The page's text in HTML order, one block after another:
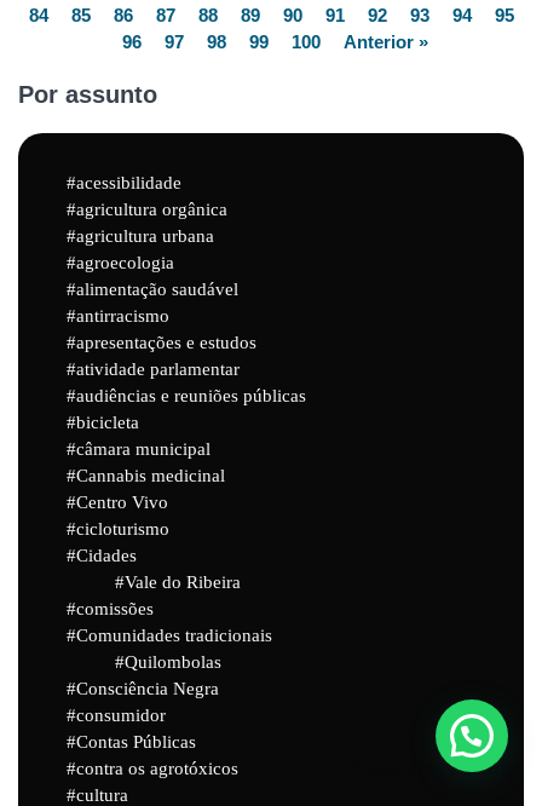
84
85 86 87 88 89 90 91 92 93 94
95
96
97 98 99 100 Anterior »
Por assunto
acessibilidade
agricultura orgânica
agricultura urbana
agroecologia
alimentação saudável
antirracismo
apresentações e estudos
atividade parlamentar
audiências e reuniões públicas
bicicleta
câmara municipal
Cannabis medicinal
Centro Vivo
cicloturismo
Cidades
Vale do Ribeira
comissões
Comunidades tradicionais
Quilombolas
Consciência Negra
consumidor
Contas Públicas
contra os agrotóxicos
cultura
Powered byJoinchat